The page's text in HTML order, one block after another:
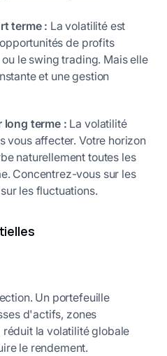
terme : La volatilité est
de profits
le swing trading. Mais elle
et une gestion
long terme : La volatilité
vous affecter. Votre horizon
naturellement toutes les
Concentrez-vous sur les
les fluctuations.
Un portefeuille
d'actifs, zones
la volatilité globale
le rendement.